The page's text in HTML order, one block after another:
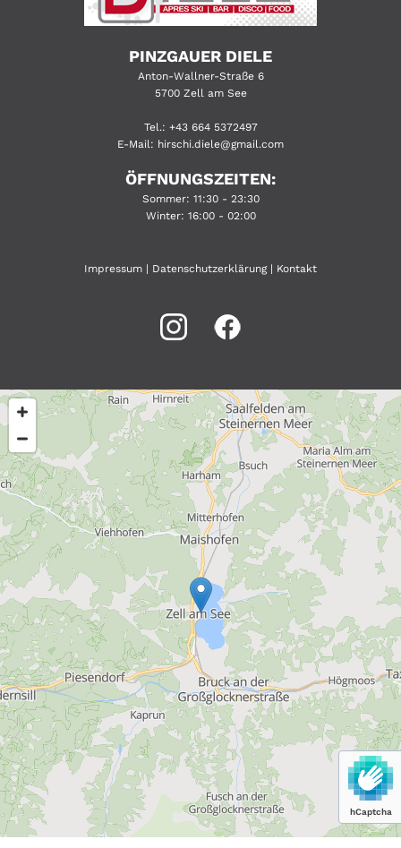
hCaptcha
PINZGAUER DIELE
Anton-Wallner-Straße 6
5700 Zell am See
Tel.: +43 664 5372497
E-Mail: hirschi.diele@gmail.com
ÖFFNUNGSZEITEN:
Sommer: 11:30 - 23:30
Winter: 16:00 - 02:00
Impressum | Datenschutzerklärung| Kontakt